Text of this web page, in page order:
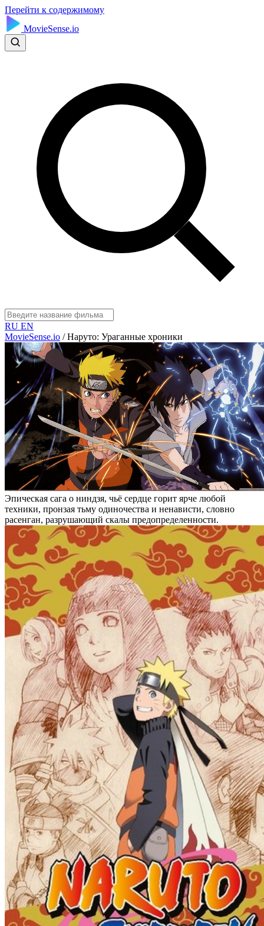
Перейти к содержимому
MovieSense.io
RU EN
MovieSense.io / Наруто: Ураганные хроники
Эпическая сага о ниндзя, чьё сердце горит ярче любой
техники, пронзая тьму одиночества и ненависти, словно
расенган, разрушающий скалы предопределенности.